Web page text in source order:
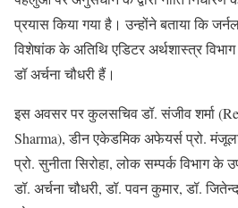
प्रयास किया गया है। उन्होंने बताया कि
विशेषांक के अतिथि एडिटर अर्थशास्त्र
डॉ अर्चना चौधरी हैं।
इस अवसर पर कुलसचिव डॉ. संजीव शर्मा
Sharma), डीन एकेडमिक अफेयर्स प्रो.
प्रो. सुनीता सिरोहा, लोक सम्पर्क विभाग के
डॉ. अर्चना चौधरी, डॉ. पवन कुमार, डॉ.